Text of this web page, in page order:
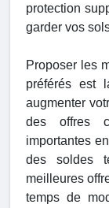
protection
garder vos
Proposer les
préférés est
augmenter
des offres
importantes
des soldes
meilleures
temps de